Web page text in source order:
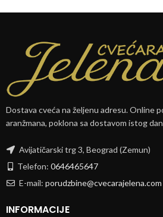
Dostava cveća na željenu adresu. Online
aranžmana, poklona sa dostavom istog
Avijatičarski trg 3, Beograd (Zemun)
Telefon: 0646465647
E-mail: porudzbine@cvecarajelena.com
INFORMACIJE